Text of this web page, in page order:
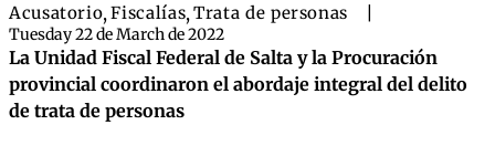
Acusatorio, Fiscalías, Trata de personas
Tuesday 22 de March de 2022
La Unidad Fiscal Federal de Salta y la Procuración
provincial coordinaron el abordaje integral del delito
de trata de personas